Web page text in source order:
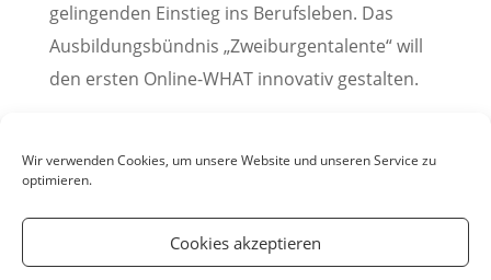
Wir verwenden Cookies, um unsere Website und unseren Service zu
optimieren.
Cookies akzeptieren
gelingenden Einstieg ins Berufsleben. Das
Ausbildungsbündnis „Zweiburgentalente“ will
den ersten Online-WHAT innovativ gestalten.
03.02.2021)